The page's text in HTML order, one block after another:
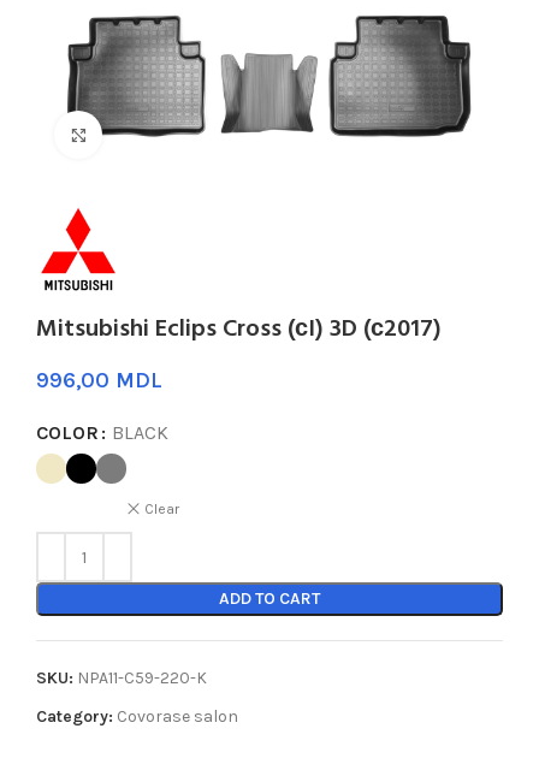
Faceți click pentru a mări
Mitsubishi Eclips Cross (сI) 3D (с2017)
MDL
COLOR BLACK
Clear
ADD TO CART
SKU: NPA11-C59-220-K
Category: Covorase salon